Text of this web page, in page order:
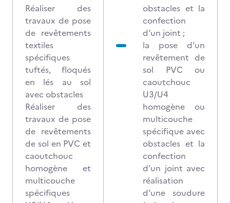
Réaliser des
travaux de pose
de revêtements
textiles
spécifiques
tuftés, floqués
en lés au sol
avec obstacles
Réaliser des
travaux de pose
de revêtements
de sol en PVC et
caoutchouc
homogène et
multicouche
spécifiques
obstacles et la
confection
d’un joint ;
la pose d’un
revêtement de
sol PVC ou
caoutchouc
U3/U4
homogène ou
multicouche
spécifique avec
obstacles et la
confection
d’un joint avec
réalisation
d’une soudure